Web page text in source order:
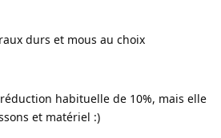
durs et mous au choix
habituelle de 10%, mais elle
et matériel :)